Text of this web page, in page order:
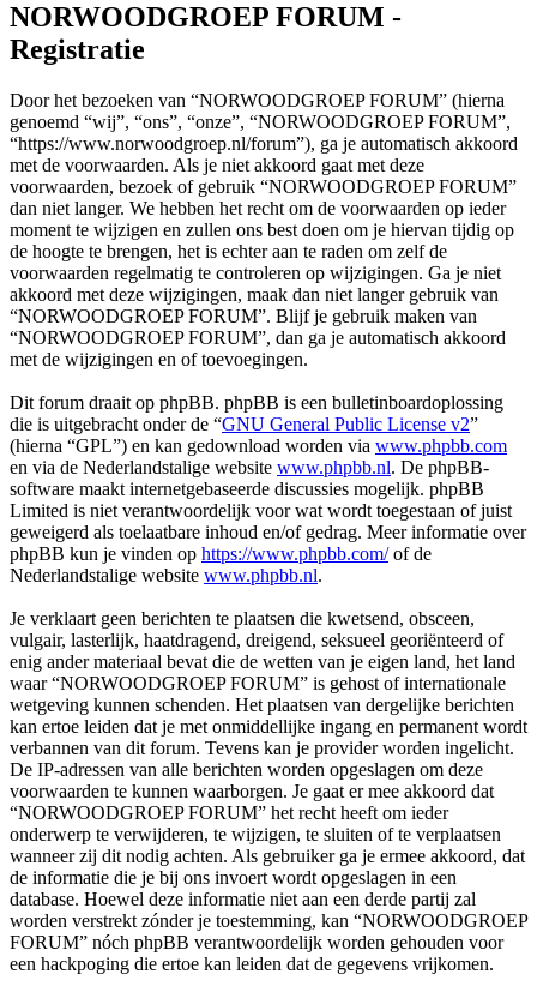
NORWOODGROEP FORUM -
Registratie
Door het bezoeken van “NORWOODGROEP FORUM” (hierna
genoemd “wij”, “ons”, “onze”, “NORWOODGROEP FORUM”,
“https://www.norwoodgroep.nl/forum”), ga je automatisch akkoord
met de voorwaarden. Als je niet akkoord gaat met deze
voorwaarden, bezoek of gebruik “NORWOODGROEP FORUM”
dan niet langer. We hebben het recht om de voorwaarden op ieder
moment te wijzigen en zullen ons best doen om je hiervan tijdig op
de hoogte te brengen, het is echter aan te raden om zelf de
voorwaarden regelmatig te controleren op wijzigingen. Ga je niet
akkoord met deze wijzigingen, maak dan niet langer gebruik van
“NORWOODGROEP FORUM”. Blijf je gebruik maken van
“NORWOODGROEP FORUM”, dan ga je automatisch akkoord
met de wijzigingen en of toevoegingen.
Dit forum draait op phpBB. phpBB is een bulletinboardoplossing
die is uitgebracht onder de “GNU General Public License v2”
(hierna “GPL”) en kan gedownload worden via www.phpbb.com
en via de Nederlandstalige website www.phpbb.nl. De phpBB-
software maakt internetgebaseerde discussies mogelijk. phpBB
Limited is niet verantwoordelijk voor wat wordt toegestaan of juist
geweigerd als toelaatbare inhoud en/of gedrag. Meer informatie over
phpBB kun je vinden op https://www.phpbb.com/of de
Nederlandstalige website www.phpbb.nl.
Je verklaart geen berichten te plaatsen die kwetsend, obsceen,
vulgair, lasterlijk, haatdragend, dreigend, seksueel georiënteerd of
enig ander materiaal bevat die de wetten van je eigen land, het land
waar “NORWOODGROEP FORUM” is gehost of internationale
wetgeving kunnen schenden. Het plaatsen van dergelijke berichten
kan ertoe leiden dat je met onmiddellijke ingang en permanent wordt
verbannen van dit forum. Tevens kan je provider worden ingelicht.
De IP-adressen van alle berichten worden opgeslagen om deze
voorwaarden te kunnen waarborgen. Je gaat er mee akkoord dat
“NORWOODGROEP FORUM” het recht heeft om ieder
onderwerp te verwijderen, te wijzigen, te sluiten of te verplaatsen
wanneer zij dit nodig achten. Als gebruiker ga je ermee akkoord, dat
de informatie die je bij ons invoert wordt opgeslagen in een
database. Hoewel deze informatie niet aan een derde partij zal
worden verstrekt zónder je toestemming, kan “NORWOODGROEP
FORUM” nóch phpBB verantwoordelijk worden gehouden voor
een hackpoging die ertoe kan leiden dat de gegevens vrijkomen.